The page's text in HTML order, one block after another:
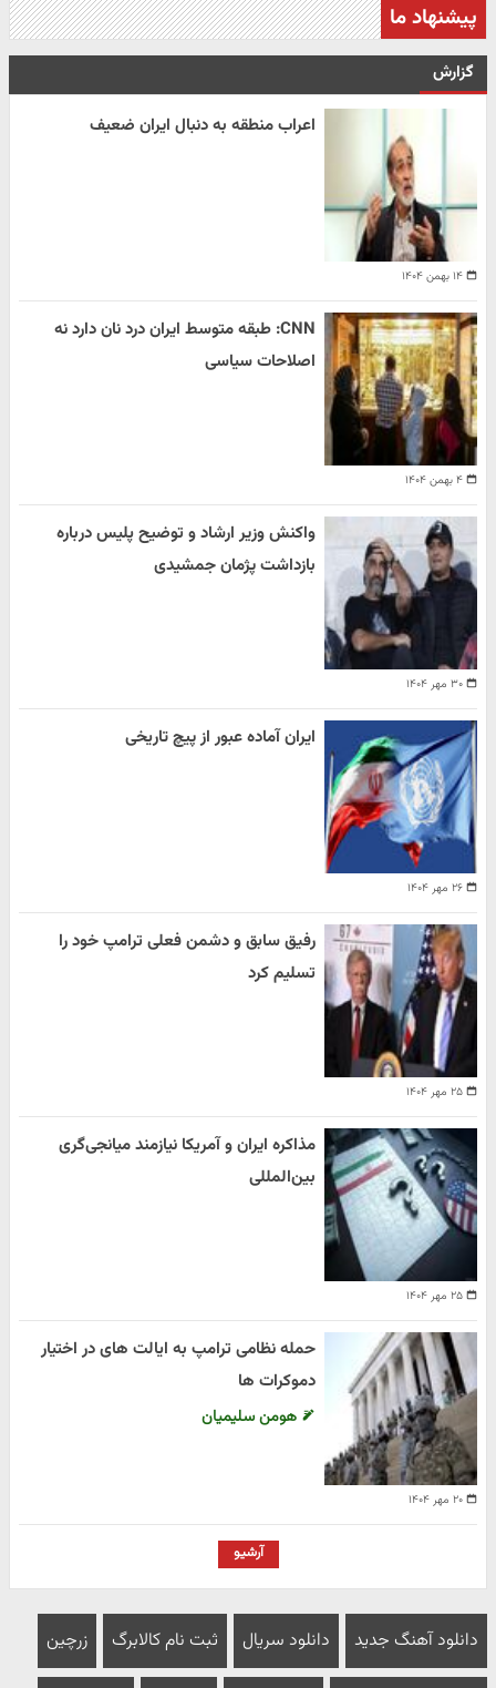
پیشنهاد ما
گزارش
۱۴ بهمن ۱۴۰۴
اعراب منطقه به دنبال ایران ضعیف
۴ بهمن ۱۴۰۴
CNN: طبقه متوسط ایران درد نان دارد نه
اصلاحات سیاسی
۳۰ مهر ۱۴۰۴
واکنش وزیر ارشاد و توضیح پلیس درباره
بازداشت پژمان جمشیدی
۲۶ مهر ۱۴۰۴
ایران آماده عبور از پیچ تاریخی
۲۵ مهر ۱۴۰۴
رفیق سابق و دشمن فعلی ترامپ خود را
تسلیم کرد
۲۵ مهر ۱۴۰۴
مذاکره ایران و آمریکا نیازمند میانجی‌گری
بین‌المللی
۲۰ مهر ۱۴۰۴
حمله نظامی ترامپ به ایالت های در اختیار
دموکرات ها
هومن سلیمیان
آرشیو
دانلود آهنگ جدید دانلود سریال ثبت نام کالابرگ زرچین